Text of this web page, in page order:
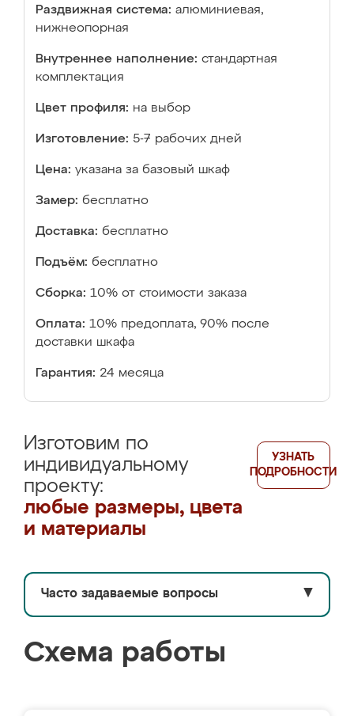
Раздвижная система: алюминиевая,
нижнеопорная
Внутреннее наполнение: стандартная
комплектация
Цвет профиля: на выбор
Изготовление: 5-7 рабочих дней
Цена: указана за базовый шкаф
Замер: бесплатно
Доставка: бесплатно
Подъём: бесплатно
Сборка: 10% от стоимости заказа
Оплата: 10% предоплата, 90% после
доставки шкафа
Гарантия: 24 месяца
Изготовим по
индивидуальному
проекту:
любые размеры, цвета
и материалы
УЗНАТЬ
ПОДРОБНОСТИ
Часто задаваемые вопросы ▼
Схема работы